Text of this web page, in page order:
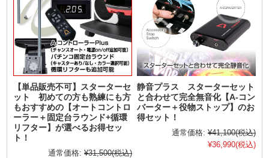
【単品販売不可】スターターセ
ット 初めての方も熟練にも方
もおすすめの【オートコントロ
ーラー＋固定台ラウンド+循環
リフター】が選べるお得セッ
ト！
通常価格: ¥31,500(税込)
静音プラス スターターセット
と合わせて完全無音化【A-コン
バーター＋役物ストップ】のお
得セット！
通常価格: ¥41,100(税込)
¥36,990(税込)